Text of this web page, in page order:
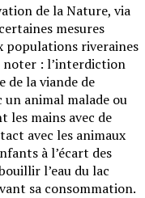
de la Nature, via
mesures
populations riveraines
noter : l’interdiction
de la viande de
un animal malade ou
les mains avec de
avec les animaux
à l’écart des
l’eau du lac
sa consommation.